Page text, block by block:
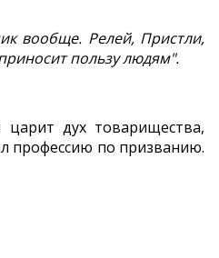
вообще. Релей, Пристли,
пользу людям".
дух товарищества,
профессию по призванию.